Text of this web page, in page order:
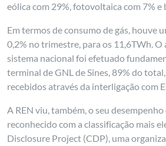
eólica com 29%, fotovoltaica com 7% e
Em termos de consumo de gás, houve
0,2% no trimestre, para os 11,6TWh.
sistema nacional foi efetuado
terminal de GNL de Sines, 89% do
recebidos através da interligação com
A REN viu, também, o seu
reconhecido com a classificação mais
Disclosure Project (CDP), uma